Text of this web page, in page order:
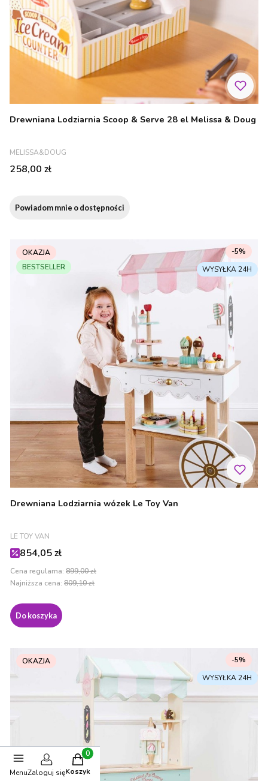
Drewniana Lodziarnia Scoop & Serve 28 el Melissa & Doug
PRODUCENT
MELISSA&DOUG
Cena
258,00 zł
Powiadom mnie o dostępności
OKAZJA
BESTSELLER
Drewniana Lodziarnia wózek Le Toy Van
PRODUCENT
LE TOY VAN
Cena promocyjna
854,05 zł
Cena regularna: 899,00 zł
-5%
Najniższa cena: 809,10 zł
Do koszyka
OKAZJA -5%
MenuZaloguj się
Produkty w koszyku: 0. Zobacz szczegóły
Koszyk